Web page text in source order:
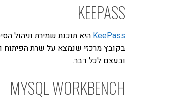
KEEPASS
KeePass היא תוכנת שמירת וניהול
בקובץ מרכזי שנמצא על שרת הפיתוח
ובעצם לכל דבר.
MYSQL WORKBENCH